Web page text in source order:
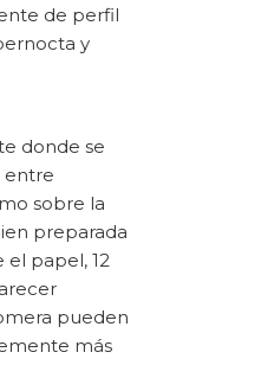
de perfil
y
donde se
entre
sobre la
preparada
el papel, 12
pueden
más